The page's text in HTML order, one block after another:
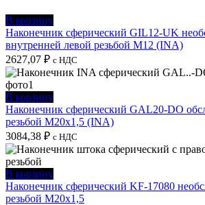
В корзину
Наконечник сферический GIL12-UK
внутренней левой резьбой M12 (INA)
2627,07 ₽ с НДС
В корзину
Наконечник сферический GAL20-DO
резьбой M20x1,5 (INA)
3084,38 ₽ с НДС
В корзину
Наконечник сферический KF-17080
резьбой M20x1,5